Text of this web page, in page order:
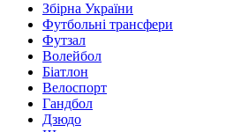
Збірна України
Футбольні трансфери
Футзал
Волейбол
Біатлон
Велоспорт
Гандбол
Дзюдо